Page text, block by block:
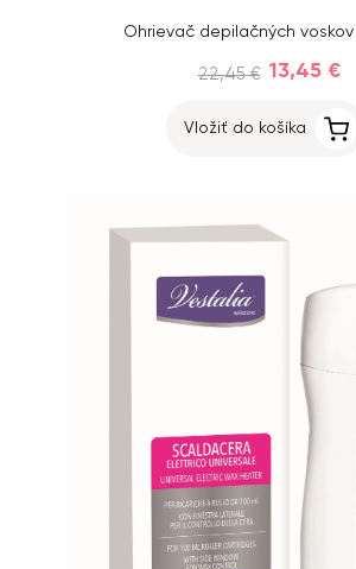
Ohrievač depilačných
22,45 € 13,45 €
Vložiť do košíka